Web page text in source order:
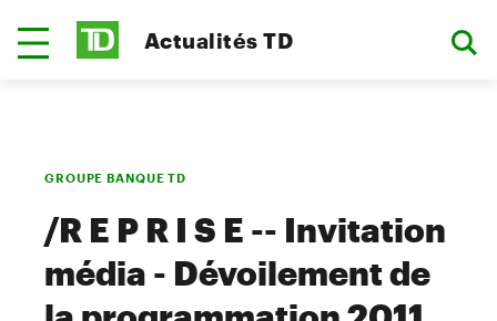
Actualités TD
GROUPE BANQUE TD
/R E P R I S E -- Invitation
média - Dévoilement de